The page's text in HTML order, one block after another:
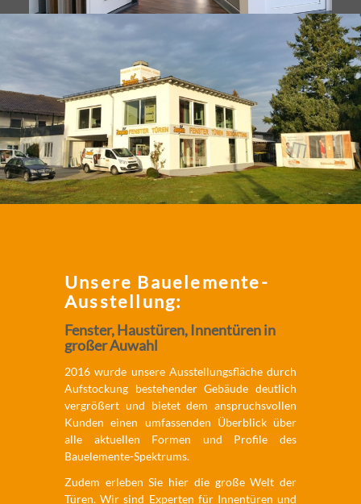
Unsere Bauelemente-
Ausstellung:
Fenster, Haustüren, Innentüren in
großer Auwahl
2016 wurde unsere Ausstellungsfläche durch
Aufstockung bestehender Gebäude deutlich
ver­größert und bietet dem anspruchsvollen
Kunden einen um­fassenden Überblick über
alle aktuellen Formen und Profile des
Bauelemente-Spektrums.
Zudem erleben Sie hier die große Welt der
Türen. Wir sind Experten für Innentüren und